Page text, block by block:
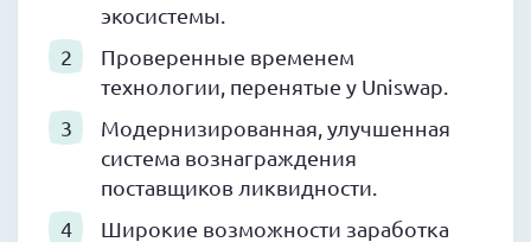
экосистемы.
Проверенные временем
технологии, перенятые у Uniswap.
Модернизированная, улучшенная
система вознаграждения
поставщиков ликвидности.
Широкие возможности заработка